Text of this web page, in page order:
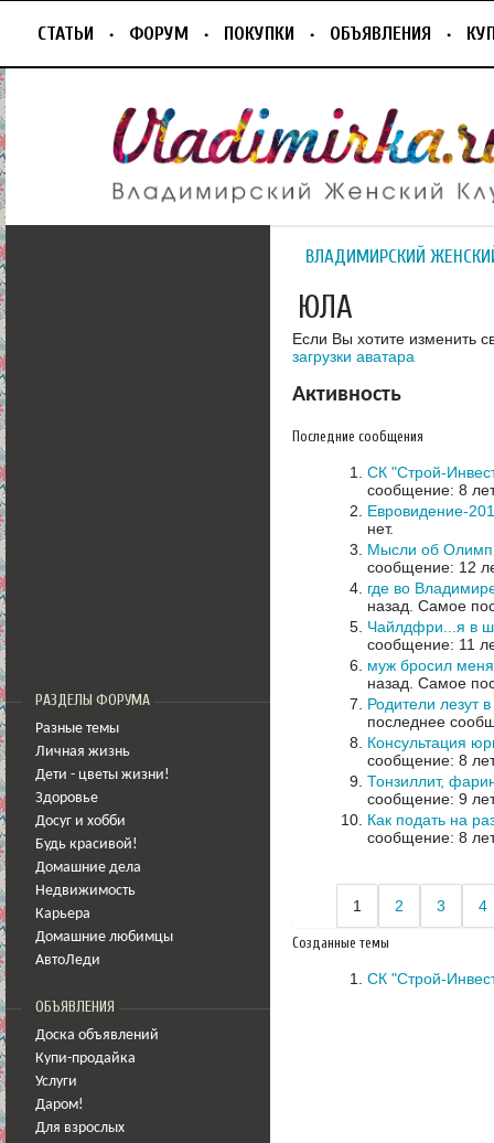
СТАТЬИ ФОРУМ ПОКУПКИ ОБЪЯВЛЕНИЯ
РАЗДЕЛЫ ФОРУМА
Разные темы
Личная жизнь
Дети - цветы жизни!
Здоровье
Досуг и хобби
Будь красивой!
Домашние дела
Недвижимость
Карьера
Домашние любимцы
АвтоЛеди
ОБЪЯВЛЕНИЯ
Доска объявлений
Купи-продайка
Услуги
Даром!
Для взрослых
ВЛАДИМИРСКИЙ
ЮЛА
Если Вы хотите изменить
загрузки аватара
Активность
Последние сообщения
СК "Строй-
сообщение: 8
Евровидение-
нет.
Мысли об
сообщение: 12
где во
назад. Самое
Чайлдфри...я в
сообщение: 11
муж бросил
назад. Самое
Родители лезут
последнее
Консультация
сообщение: 8
Тонзиллит,
сообщение: 9
Как подать на
сообщение: 8
1 2 3 4
Созданные темы
СК "Строй-